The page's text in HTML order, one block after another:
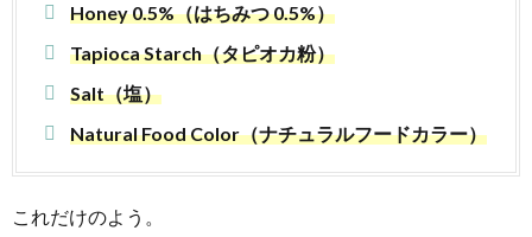
Honey 0.5%（はちみつ 0.5%）
Tapioca Starch（タピオカ粉）
Salt（塩）
Natural Food Color（ナチュラルフードカラー）
これだけのよう。